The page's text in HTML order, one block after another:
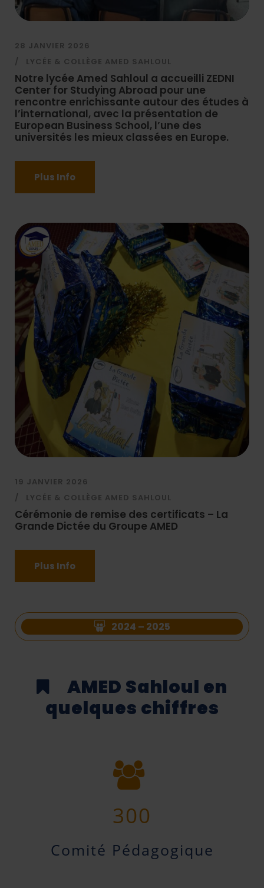
28 JANVIER 2026
LYCÉE & COLLÈGE AMED SAHLOUL
Notre lycée Amed Sahloul a accueilli ZEDNI
Center for Studying Abroad pour une
rencontre enrichissante autour des études à
l’international, avec la présentation de
European Business School, l’une des
universités les mieux classées en Europe.
Plus Info
19 JANVIER 2026
LYCÉE & COLLÈGE AMED SAHLOUL
Cérémonie de remise des certificats – La
Grande Dictée du Groupe AMED
Plus Info
2024 – 2025
AMED Sahloul en
quelques chiffres
300
Comité Pédagogique